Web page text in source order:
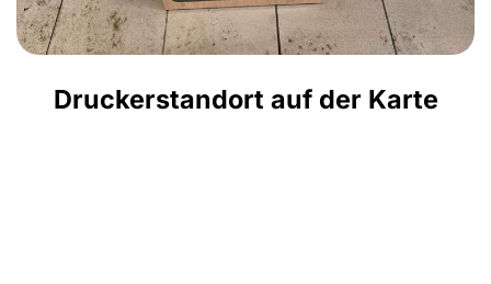
Druckerstandort auf der Karte